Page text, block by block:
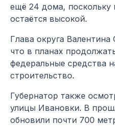
ещё 24 дома, поскольку
остаётся высокой.
Глава округа
что в планах
федеральные средства
строительство.
Губернатор также
улицы Ивановки. В
обновили почти 700